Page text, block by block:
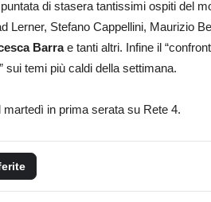
di stasera tantissimi ospiti del
Lerner, Stefano Cappellini, Maurizio
Barrae tanti altri. Infine il
sui temi più caldi della settimana.
in prima serata su Rete 4.